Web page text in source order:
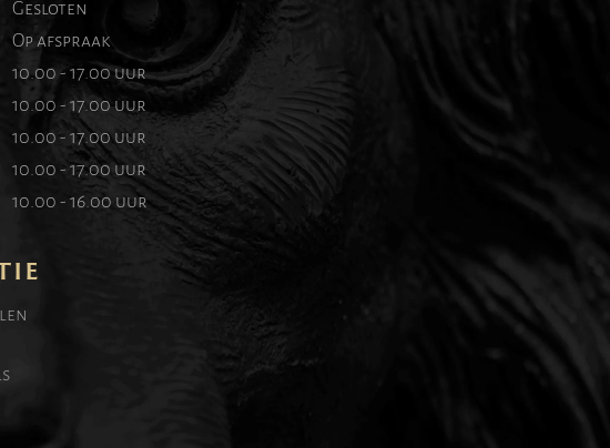
Gesloten
Op afspraak
10.00 - 17.00 uur
10.00 - 17.00 uur
10.00 - 17.00 uur
10.00 - 17.00 uur
10.00 - 16.00 uur